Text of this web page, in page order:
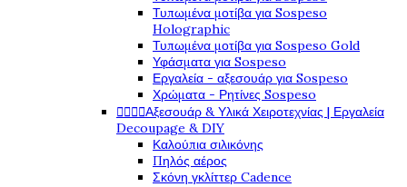
Τυπωμένα μοτίβα για Sospeso
Holographic
Τυπωμένα μοτίβα για Sospeso Gold
Υφάσματα για Sospeso
Εργαλεία - αξεσουάρ για Sospeso
Χρώματα - Ρητίνες Sospeso
Αξεσουάρ & Υλικά Χειροτεχνίας | Εργαλεία
Decoupage & DIY
Καλούπια σιλικόνης
Πηλός αέρος
Σκόνη γκλίττερ Cadence